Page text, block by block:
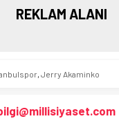
REKLAM ALANI
, Jerry Akaminko